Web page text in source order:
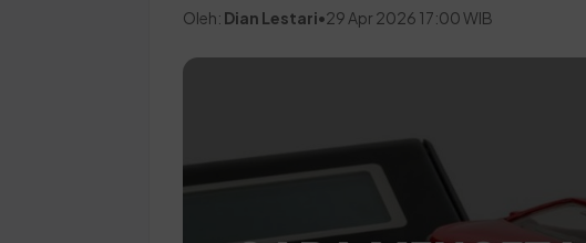
Oleh: Dian Lestari•29 Apr 2026 17:00 WIB